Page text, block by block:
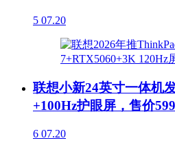
5 07.20
联想小新24英寸一体机
+100Hz护眼屏，售价
6 07.20